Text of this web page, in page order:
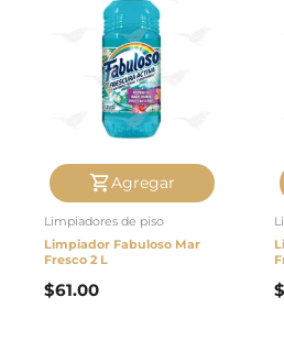
Agregar
Limpiadores de piso
Limpiador Fabuloso Mar
Fresco 2 L
$61.00 $